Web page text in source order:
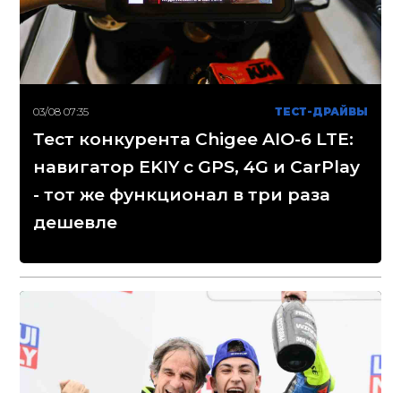
03/08 07:35 ТЕСТ-ДРАЙВЫ
Тест конкурента Chigee AIO-6 LTE:
навигатор EKIY с GPS, 4G и CarPlay
- тот же функционал в три раза
дешевле